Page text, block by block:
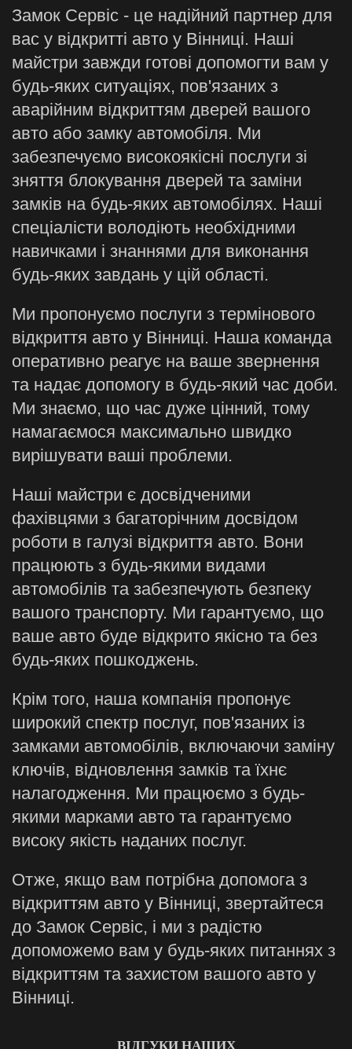
Замок Сервіс - це надійний партнер для
вас у відкритті авто у Вінниці. Наші
майстри завжди готові допомогти вам у
будь-яких ситуаціях, пов'язаних з
аварійним відкриттям дверей вашого
авто або замку автомобіля. Ми
забезпечуємо високоякісні послуги зі
зняття блокування дверей та заміни
замків на будь-яких автомобілях. Наші
спеціалісти володіють необхідними
навичками і знаннями для виконання
будь-яких завдань у цій області.
Ми пропонуємо послуги з термінового
відкриття авто у Вінниці. Наша команда
оперативно реагує на ваше звернення
та надає допомогу в будь-який час доби.
Ми знаємо, що час дуже цінний, тому
намагаємося максимально швидко
вирішувати ваші проблеми.
Наші майстри є досвідченими
фахівцями з багаторічним досвідом
роботи в галузі відкриття авто. Вони
працюють з будь-якими видами
автомобілів та забезпечують безпеку
вашого транспорту. Ми гарантуємо, що
ваше авто буде відкрито якісно та без
будь-яких пошкоджень.
Крім того, наша компанія пропонує
широкий спектр послуг, пов'язаних із
замками автомобілів, включаючи заміну
ключів, відновлення замків та їхнє
налагодження. Ми працюємо з будь-
якими марками авто та гарантуємо
високу якість наданих послуг.
Отже, якщо вам потрібна допомога з
відкриттям авто у Вінниці, звертайтеся
до Замок Сервіс, і ми з радістю
допоможемо вам у будь-яких питаннях з
відкриттям та захистом вашого авто у
Вінниці.
ВІДГУКИ НАШИХ